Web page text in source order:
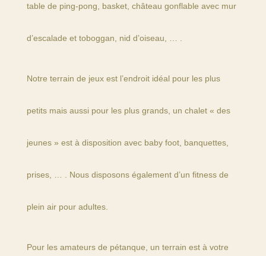
table de ping-pong, basket, château gonflable avec mur
d’escalade et toboggan, nid d’oiseau, … .
Notre terrain de jeux est l’endroit idéal pour les plus
petits mais aussi pour les plus grands, un chalet « des
jeunes » est à disposition avec baby foot, banquettes,
prises, … . Nous disposons également d’un fitness de
plein air pour adultes.
Pour les amateurs de pétanque, un terrain est à votre